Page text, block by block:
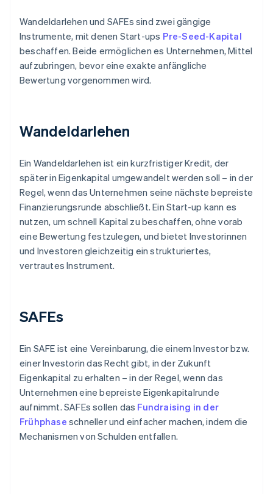
Wandeldarlehen und SAFEs sind zwei gängige
Instrumente, mit denen Start-ups Pre-Seed-Kapital
beschaffen. Beide ermöglichen es Unternehmen, Mittel
aufzubringen, bevor eine exakte anfängliche
Bewertung vorgenommen wird.
Wandeldarlehen
Ein Wandeldarlehen ist ein kurzfristiger Kredit, der
später in Eigenkapital umgewandelt werden soll – in der
Regel, wenn das Unternehmen seine nächste bepreiste
Finanzierungsrunde abschließt. Ein Start-up kann es
nutzen, um schnell Kapital zu beschaffen, ohne vorab
eine Bewertung festzulegen, und bietet Investorinnen
und Investoren gleichzeitig ein strukturiertes,
vertrautes Instrument.
SAFEs
Ein SAFE ist eine Vereinbarung, die einem Investor bzw.
einer Investorin das Recht gibt, in der Zukunft
Eigenkapital zu erhalten – in der Regel, wenn das
Unternehmen eine bepreiste Eigenkapitalrunde
aufnimmt. SAFEs sollen das Fundraising in der
Frühphase schneller und einfacher machen, indem die
Mechanismen von Schulden entfallen.